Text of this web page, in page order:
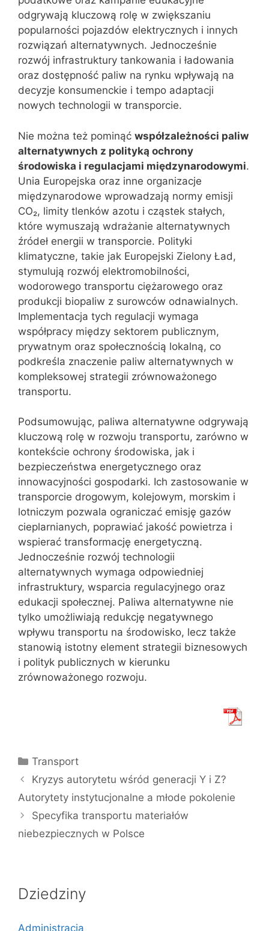
odgrywają kluczową rolę w zwiększaniu
popularności pojazdów elektrycznych i innych
rozwiązań alternatywnych. Jednocześnie
rozwój infrastruktury tankowania i ładowania
oraz dostępność paliw na rynku wpływają na
decyzje konsumenckie i tempo adaptacji
nowych technologii w transporcie.
Nie można też pominąć współzależności paliw
alternatywnych z polityką ochrony
środowiska i regulacjami międzynarodowymi.
Unia Europejska oraz inne organizacje
międzynarodowe wprowadzają normy emisji
CO₂, limity tlenków azotu i cząstek stałych,
które wymuszają wdrażanie alternatywnych
źródeł energii w transporcie. Polityki
klimatyczne, takie jak Europejski Zielony Ład,
stymulują rozwój elektromobilności,
wodorowego transportu ciężarowego oraz
produkcji biopaliw z surowców odnawialnych.
Implementacja tych regulacji wymaga
współpracy między sektorem publicznym,
prywatnym oraz społecznością lokalną, co
podkreśla znaczenie paliw alternatywnych w
kompleksowej strategii zrównoważonego
transportu.
Podsumowując, paliwa alternatywne odgrywają
kluczową rolę w rozwoju transportu, zarówno w
kontekście ochrony środowiska, jak i
bezpieczeństwa energetycznego oraz
innowacyjności gospodarki. Ich zastosowanie w
transporcie drogowym, kolejowym, morskim i
lotniczym pozwala ograniczać emisję gazów
cieplarnianych, poprawiać jakość powietrza i
wspierać transformację energetyczną.
Jednocześnie rozwój technologii
alternatywnych wymaga odpowiedniej
infrastruktury, wsparcia regulacyjnego oraz
edukacji społecznej. Paliwa alternatywne nie
tylko umożliwiają redukcję negatywnego
wpływu transportu na środowisko, lecz także
stanowią istotny element strategii biznesowych
i polityk publicznych w kierunku
zrównoważonego rozwoju.
Kategorie
Transport
Kryzys autorytetu wśród generacji Y i Z?
Autorytety instytucjonalne a młode pokolenie
Specyfika transportu materiałów
niebezpiecznych w Polsce
Dziedziny
Administracja